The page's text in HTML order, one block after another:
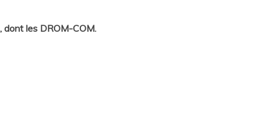
les DROM-COM.